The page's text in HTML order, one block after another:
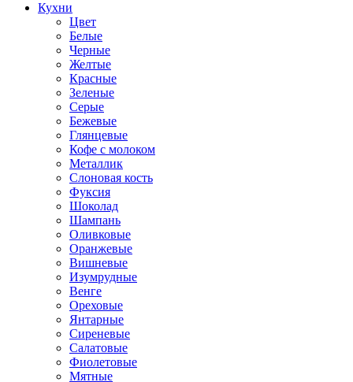
Кухни
Цвет
Белые
Черные
Желтые
Красные
Зеленые
Серые
Бежевые
Глянцевые
Кофе с молоком
Металлик
Слоновая кость
Фуксия
Шоколад
Шампань
Оливковые
Оранжевые
Вишневые
Изумрудные
Венге
Ореховые
Янтарные
Сиреневые
Салатовые
Фиолетовые
Мятные